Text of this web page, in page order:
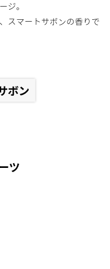
ジ。
スマートサボンの香りで
ボン
ツ